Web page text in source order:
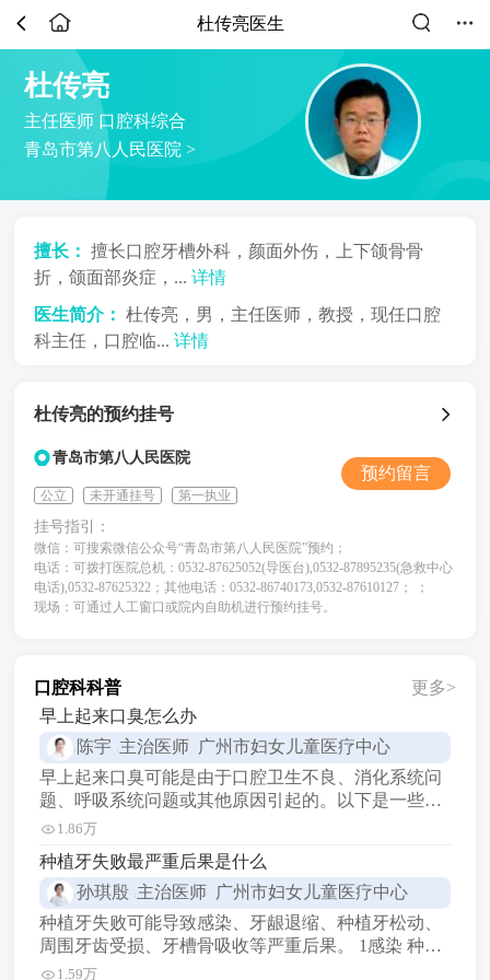
杜传亮医生
杜传亮
主任医师 口腔科综合
青岛市第八人民医院 >
擅长：
擅长口腔牙槽外科，颜面外伤，上下颌骨骨
折，颌面部炎症，... 详情
医生简介：
杜传亮，男，主任医师，教授，现任口腔
科主任，口腔临... 详情
杜传亮的预约挂号
青岛市第八人民医院
公立 未开通挂号 第一执业
预约留言
挂号指引：
微信：可搜索微信公众号“青岛市第八人民医院”预约；
电话：可拨打医院总机：0532-87625052(导医台),0532-87895235(急救中心
电话),0532-87625322；其他电话：0532-86740173,0532-87610127； ；
现场：可通过人工窗口或院内自助机进行预约挂号。
口腔科科普
更多>
早上起来口臭怎么办
陈宇 主治医师 广州市妇女儿童医疗中心
早上起来口臭可能是由于口腔卫生不良、消化系统问
题、呼吸系统问题或其他原因引起的。以下是一些建
议来解决或改善口臭问题： 1保持良好的口腔卫生：
缝。 定期洗牙，去除牙结石和菌斑。 避免食用刺激
性食物和饮料，如辛辣、油腻、酸性食物和咖啡、烟
草等。 2注意饮食： 增加水的摄入量，保持身体水分
充足。
1.86万
种植牙失败最严重后果是什么
孙琪殷 主治医师 广州市妇女儿童医疗中心
种植牙失败可能导致感染、牙龈退缩、种植牙松动、
周围牙齿受损、牙槽骨吸收等严重后果。 1感染 种植
牙手术后，如果不注意口腔卫生，可能会导致感染。
1.59万